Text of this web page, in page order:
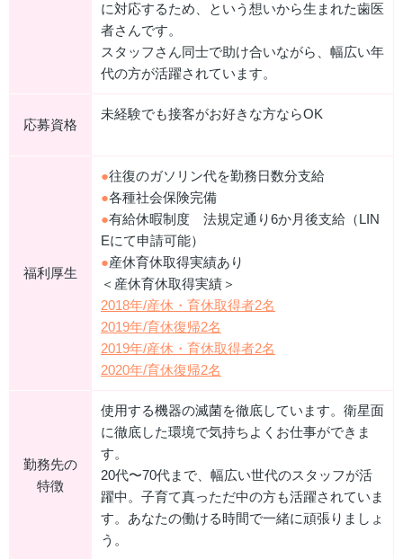
に対応するため、という想いから生まれた歯医
者さんです。
スタッフさん同士で助け合いながら、幅広い年
代の方が活躍されています。
応募資格
未経験でも接客がお好きな方ならOK
福利厚生
●往復のガソリン代を勤務日数分支給
●各種社会保険完備
●有給休暇制度 法規定通り6か月後支給（LIN
Eにて申請可能）
●産休育休取得実績あり
＜産休育休取得実績＞
2018年/産休・育休取得者2名
2019年/育休復帰2名
2019年/産休・育休取得者2名
2020年/育休復帰2名
勤務先の
特徴
使用する機器の滅菌を徹底しています。衛星面
に徹底した環境で気持ちよくお仕事ができま
す。
20代〜70代まで、幅広い世代のスタッフが活
躍中。子育て真っただ中の方も活躍されていま
す。あなたの働ける時間で一緒に頑張りましょ
う。